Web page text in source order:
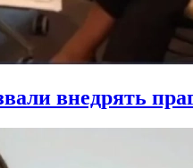
внедрять